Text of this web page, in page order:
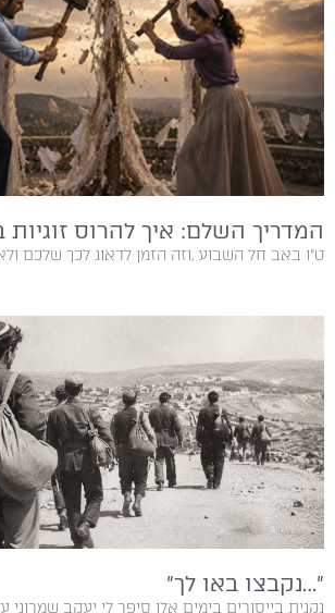
המדריך השלם: איך להרוס
ט"ו‭ ‬באב‭ ‬חל‭ ‬השבוע‭, ‬וזה‭ ‬הזמן‭ ‬לדאוג‭ ‬לכך‭ ‬שלכם‭ ‬ולאהבה‭
״…נקבצו באו לך״
נקנית בייסורים בימים‭ ‬אלו‭ ‬סיפר‭ ‬לי‭ ‬יעקב‭ ‬שמרוני‭ ‬על‭ ‬אהבת‭